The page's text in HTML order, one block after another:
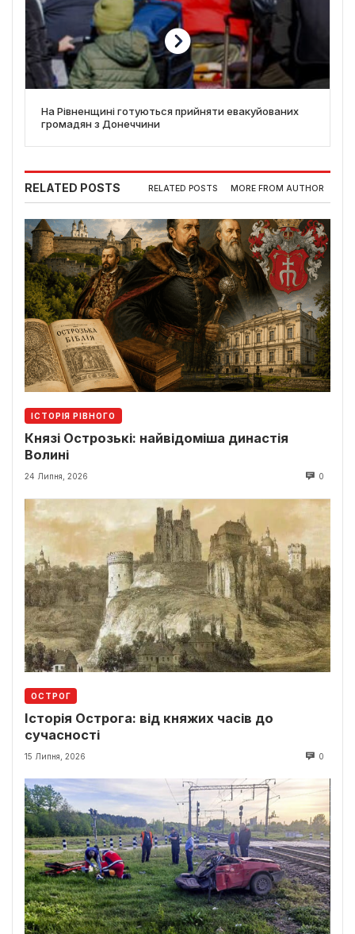
На Рівненщині готуються прийняти евакуйованих
громадян з Донеччини
RELATED POSTS RELATED POSTS MORE FROM AUTHOR
ІСТОРІЯ РІВНОГО
Князі Острозькі: найвідоміша династія
Волині
24 Липня, 2026 0
ОСТРОГ
Історія Острога: від княжих часів до
сучасності
15 Липня, 2026 0